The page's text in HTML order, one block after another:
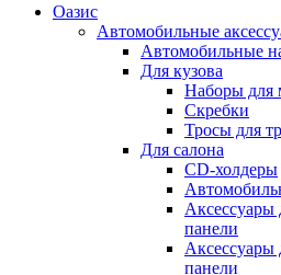
Оазис
Автомобильные
Автомобильные
Для кузова
Наборы для
Скребки
Тросы для
Для салона
CD-холдеры
Аксессуары
панели
Аксессуары
панели